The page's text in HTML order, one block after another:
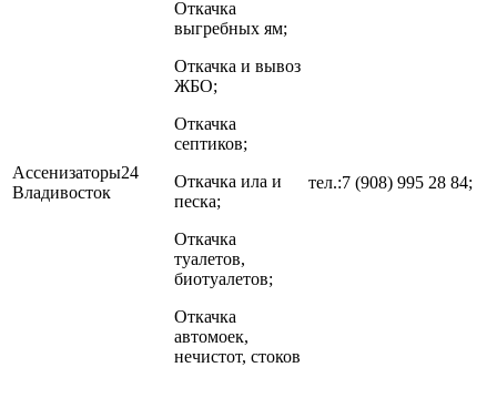
Ассенизаторы24
Владивосток
Откачка
выгребных ям;
Откачка и вывоз
ЖБО;
Откачка
септиков;
Откачка ила и
песка;
Откачка
туалетов,
биотуалетов;
Откачка
автомоек,
нечистот, стоков
тел.:7 (908) 995 28 84;